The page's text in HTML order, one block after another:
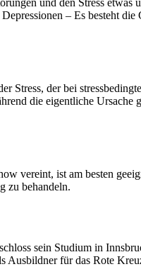
und den Stress etwas
– Es besteht die
der bei
die eigentliche Ursache
vereint, ist am besten
zu behandeln.
sein Studium in
für das Rote